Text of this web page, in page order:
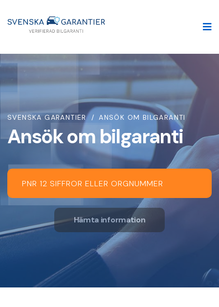
SVENSKA GARANTIER ANSÖK OM BILGARANTI
Ansök om bilgaranti
Hämta information